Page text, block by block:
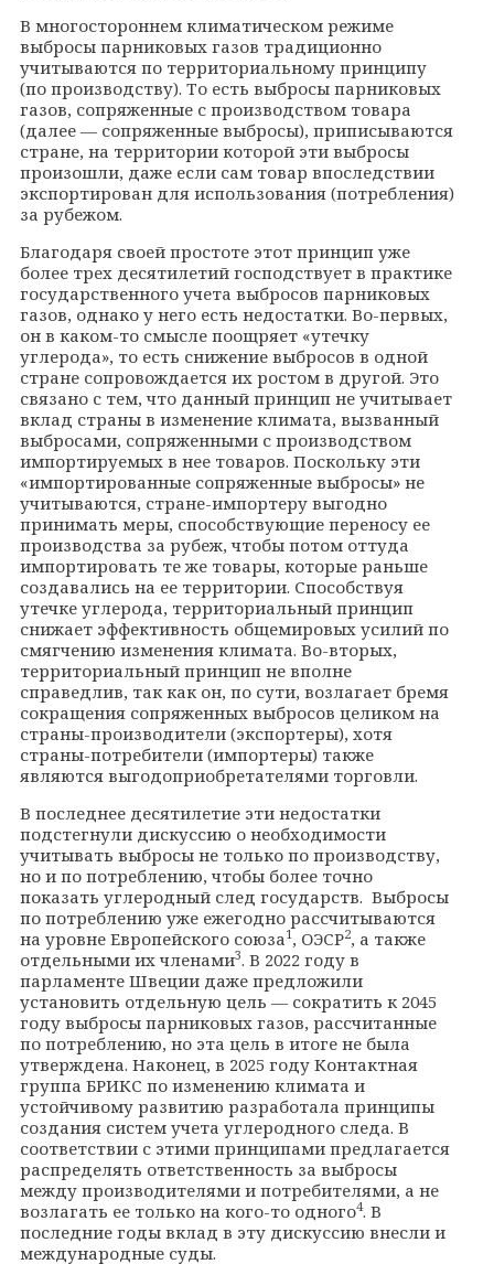
В многостороннем климатическом режиме
выбросы парниковых газов традиционно
учитываются по территориальному принципу
(по производству). То есть выбросы парниковых
газов, сопряженные с производством товара
(далее — сопряженные выбросы), приписываются
стране, на территории которой эти выбросы
произошли, даже если сам товар впоследствии
экспортирован для использования (потребления)
за рубежом.
Благодаря своей простоте этот принцип уже
более трех десятилетий господствует в практике
государственного учета выбросов парниковых
газов, однако у него есть недостатки. Во-первых,
он в каком-то смысле поощряет «утечку
углерода», то есть снижение выбросов в одной
стране сопровождается их ростом в другой. Это
связано с тем, что данный принцип не учитывает
вклад страны в изменение климата, вызванный
выбросами, сопряженными с производством
импортируемых в нее товаров. Поскольку эти
«импортированные сопряженные выбросы» не
учитываются, стране-импортеру выгодно
принимать меры, способствующие переносу ее
производства за рубеж, чтобы потом оттуда
импортировать те же товары, которые раньше
создавались на ее территории. Способствуя
утечке углерода, территориальный принцип
снижает эффективность общемировых усилий по
смягчению изменения климата. Во-вторых,
территориальный принцип не вполне
справедлив, так как он, по сути, возлагает бремя
сокращения сопряженных выбросов целиком на
страны-производители (экспортеры), хотя
страны-потребители (импортеры) также
являются выгодоприобретателями торговли.
В последнее десятилетие эти недостатки
подстегнули дискуссию о необходимости
учитывать выбросы не только по производству,
но и по потреблению, чтобы более точно
показать углеродный след государств. Выбросы
по потреблению уже ежегодно рассчитываются
на уровне Европейского союза 1, ОЭСР2, а также
отдельными их членами3. В 2022 году в
парламенте Швеции даже предложили
установить отдельную цель — сократить к 2045
году выбросы парниковых газов, рассчитанные
по потреблению, но эта цель в итоге не была
утверждена. Наконец, в 2025 году Контактная
группа БРИКС по изменению климата и
устойчивому развитию разработала принципы
создания систем учета углеродного следа. В
соответствии с этими принципами предлагается
распределять ответственность за выбросы
между производителями и потребителями, а не
возлагать ее только на кого-то одного4. В
последние годы вклад в эту дискуссию внесли и
международные суды.